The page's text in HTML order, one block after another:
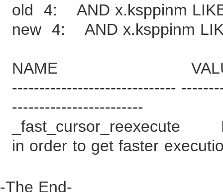
old 4: AND x.ksppinm
new 4: AND x.ksppinm
NAME
------------------------------
------------------------
in order to get faster
-The End-